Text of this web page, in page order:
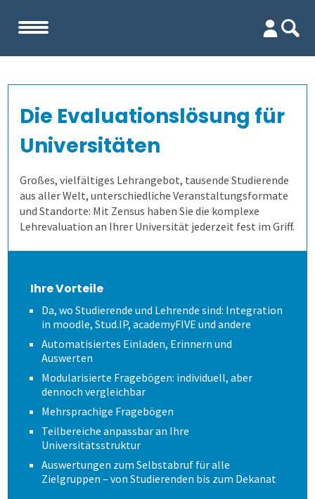
Unternehmen
Firma
Referenzen
Schulungen und Webinare
Datenschutz
Karriere
Nachrichten
Newsletter
Wofür ist es gut?
Kursevaluation
Modulevaluation
Internationale Studiengänge
Online Evaluieren
Auf Papier evaluieren
Online in Präsenz
Auswertungen direkt abrufen
Anonymität sicherstellen
Ergebnisse
Auswertungen je Zielgruppe
Mit Selbstbauprinzip
Interaktive Statistik
Wie finden wir die Antworten?
Verschiedene Fragetypen
Gezielt führen
Modulare Fragebögen
Wie spart es Zeit?
Zeitsteuerung
Lehrende helfen mit
Bewährtes teilen
Sicherer Zugang
Wem kann es helfen?
Volkshochschulen
Berufliche Weiterbildung
Universitäten
Die Evaluationslösung für
Universitäten
Großes, vielfältiges Lehrangebot, tausende Studierende
aus aller Welt, unterschiedliche Veranstaltungsformate
und Standorte: Mit Zensus haben Sie die komplexe
Lehrevaluation an Ihrer Universität jederzeit fest im Griff.
Ihre Vorteile
Da, wo Studierende und Lehrende sind: Integration
in moodle, Stud.IP, academyFIVE und andere
Automatisiertes Einladen, Erinnern und
Auswerten
Modularisierte Fragebögen: individuell, aber
dennoch vergleichbar
Mehrsprachige Fragebögen
Teilbereiche anpassbar an Ihre
Universitätsstruktur
Auswertungen zum Selbstabruf für alle
Zielgruppen – von Studierenden bis zum Dekanat